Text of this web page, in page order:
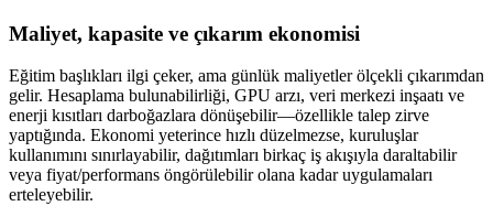
Maliyet, kapasite ve çıkarım ekonomisi
Eğitim başlıkları ilgi çeker, ama günlük maliyetler ölçekli çıkarımdan
gelir. Hesaplama bulunabilirliği, GPU arzı, veri merkezi inşaatı ve
enerji kısıtları darboğazlara dönüşebilir—özellikle talep zirve
yaptığında. Ekonomi yeterince hızlı düzelmezse, kuruluşlar
kullanımını sınırlayabilir, dağıtımları birkaç iş akışıyla daraltabilir
veya fiyat/performans öngörülebilir olana kadar uygulamaları
erteleyebilir.